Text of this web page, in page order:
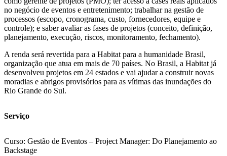
no negócio de eventos e entretenimento; trabalhar na gestão de
processos (escopo, cronograma, custo, fornecedores, equipe e
controle); e saber avaliar as fases de projetos (conceito, definição,
planejamento, execução, riscos, monitoramento, fechamento).
A renda será revertida para a Habitat para a humanidade Brasil,
organização que atua em mais de 70 países. No Brasil, a Habitat já
desenvolveu projetos em 24 estados e vai ajudar a construir novas
moradias e abrigos provisórios para as vítimas das inundações do
Rio Grande do Sul.
Serviço
Curso: Gestão de Eventos – Project Manager: Do Planejamento ao
Backstage